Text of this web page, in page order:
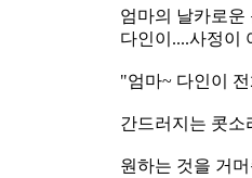
엄마의 날카로운
다인이....사정이
"엄마~ 다인이
간드러지는 콧소
원하는 것을 거